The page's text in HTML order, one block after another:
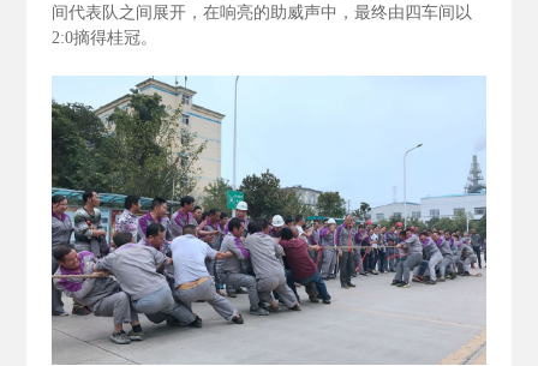
间代表队之间展开，在响亮的助威声中，最终由四车间以
2:0摘得桂冠。